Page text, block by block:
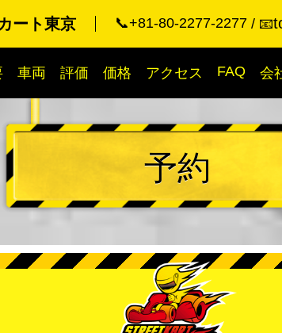
ート東京 📞+81-80-2277-2277 📧
車両 評価 価格 アクセス FAQ 会
予約